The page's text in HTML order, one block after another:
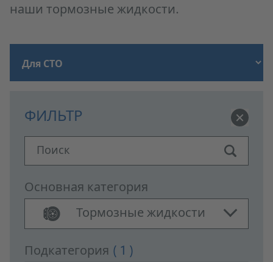
наши тормозные жидкости.
ФИЛЬТР
Поиск
Основная категория
Тормозные жидкости
Подкатегория ( 1 )